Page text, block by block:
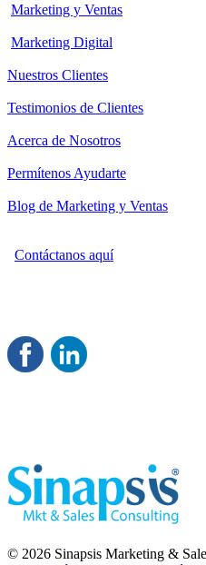
Marketing y Ventas
Marketing Digital
Nuestros Clientes
Testimonios de Clientes
Acerca de Nosotros
Permítenos Ayudarte
Blog de Marketing y Ventas
Contáctanos aquí
© 2026 Sinapsis Marketing &